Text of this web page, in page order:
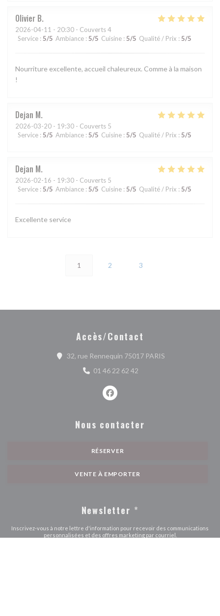
Olivier B
2026-04-11 - 20:30 - Couverts 4
Service : 5/5 Ambiance : 5/5 Cuisine : 5/5 Qualité / Prix : 5/5
Nourriture excellente, accueil chaleureux. Comme à la maison
!
Dejan M
2026-03-20 - 19:30 - Couverts 5
Service : 5/5 Ambiance : 5/5 Cuisine : 5/5 Qualité / Prix : 5/5
Dejan M
2026-02-16 - 19:30 - Couverts 5
Service : 5/5 Ambiance : 5/5 Cuisine : 5/5 Qualité / Prix : 5/5
Excellente service
1 2 3
Accès/Contact
32, rue Rennequin 75017 PARIS((ouvre une
01 46 22 62 42
Facebook ((ouvre une nouvelle
Nous contacter
RÉSERVER
VENTE À EMPORTER
Newsletter *
Inscrivez-vous à notre lettre d'information pour recevoir des communications
personnalisées et des offres marketing par courriel.